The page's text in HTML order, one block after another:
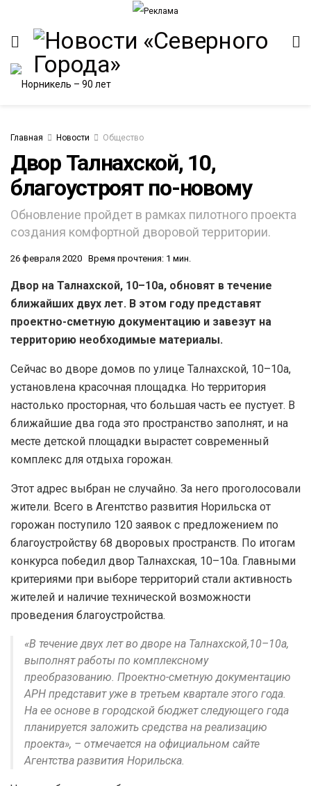
Главная Новости Общество
Двор Талнахской, 10,
благоустроят по-новому
Обновление пройдет в рамках пилотного проекта
создания комфортной дворовой территории.
26 февраля 2020 Время прочтения: 1 мин.
Двор на Талнахской, 10–10а, обновят в течение
ближайших двух лет. В этом году представят
проектно-сметную документацию и завезут на
территорию необходимые материалы.
Сейчас во дворе домов по улице Талнахской, 10–10а,
установлена красочная площадка. Но территория
настолько просторная, что большая часть ее пустует. В
ближайшие два года это пространство заполнят, и на
месте детской площадки вырастет современный
комплекс для отдыха горожан.
Этот адрес выбран не случайно. За него проголосовали
жители. Всего в Агентство развития Норильска от
горожан поступило 120 заявок с предложением по
благоустройству 68 дворовых пространств. По итогам
конкурса победил двор Талнахская, 10–10а. Главными
критериями при выборе территорий стали активность
жителей и наличие технической возможности
проведения благоустройства.
«В течение двух лет во дворе на Талнахской,10–10а,
выполнят работы по комплексному
преобразованию. Проектно-сметную документацию
АРН представит уже в третьем квартале этого года.
На ее основе в городской бюджет следующего года
планируется заложить средства на реализацию
проекта», – отмечается на официальном сайте
Агентства развития Норильска.